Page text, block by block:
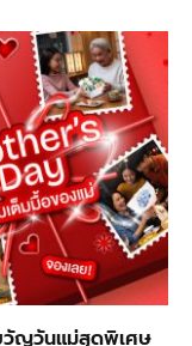
วัญวันแม่สุดพิเศษ